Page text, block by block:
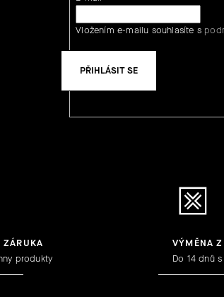
Vložením e-mailu souhlasíte s
PŘIHLÁSIT SE
ZÁRUKA
produkty
VÝMĚNA
Do 14 dnů